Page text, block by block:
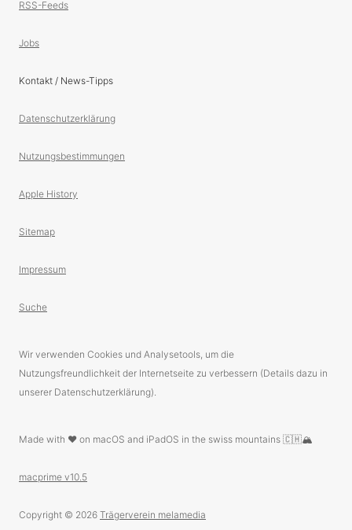
RSS-Feeds
Jobs
Kontakt / News-Tipps
Datenschutzerklärung
Nutzungsbestimmungen
Apple History
Sitemap
Impressum
Suche
Wir verwenden Cookies und Analysetools, um die
Nutzungsfreundlichkeit der Internetseite zu verbessern (Details dazu in
unserer Datenschutzerklärung).
Made with ❤️ on macOS and iPadOS in the swiss mountains 🇨🇭🏔
macprime v10.5
Copyright © 2026 Trägerverein melamedia